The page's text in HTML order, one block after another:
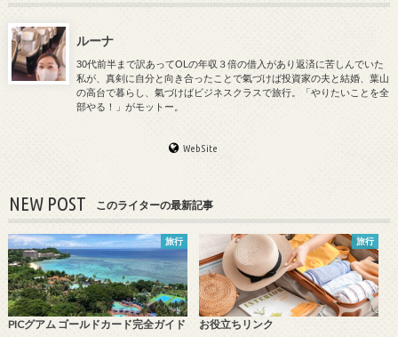
ルーナ
30代前半まで訳あってOLの年収３倍の借入があり返済に苦しんでいた
私が、真剣に自分と向き合ったことで氣づけば投資家の夫と結婚、葉山
の高台で暮らし、氣づけばビジネスクラスで旅行。「やりたいことを全
部やる！」がモットー。
WebSite
NEW POST このライターの最新記事
旅行
PICグアム ゴールドカード完全ガイド
旅行
お役立ちリンク